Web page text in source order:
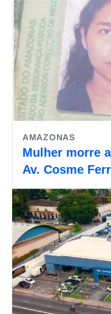
AMAZONAS
Mulher morre
Av. Cosme